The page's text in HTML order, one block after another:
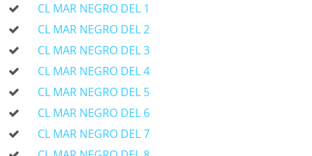
CL MAR NEGRO DEL 1
CL MAR NEGRO DEL 2
CL MAR NEGRO DEL 3
CL MAR NEGRO DEL 4
CL MAR NEGRO DEL 5
CL MAR NEGRO DEL 6
CL MAR NEGRO DEL 7